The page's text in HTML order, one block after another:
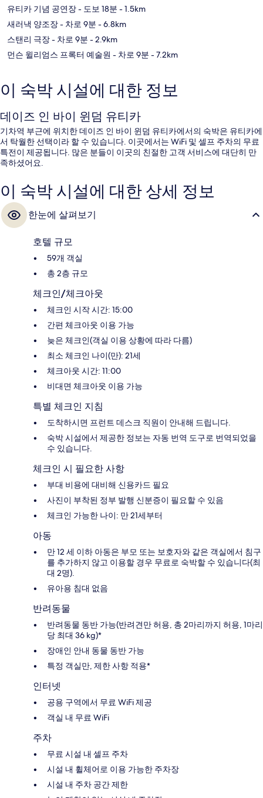
유티카 기념 공연장- 도보 18분 - 1.5km
새러낵 양조장- 차로 9분 - 6.8km
스탠리 극장- 차로 9분 - 2.9km
먼슨 윌리엄스 프록터 예술원 - 차로 9분 - 7.2km
이 숙박 시설에 대한 정보
데이즈 인 바이 윈덤 유티카
기차역 부근에 위치한 데이즈 인 바이 윈덤 유티카에서의 숙박은 유티카에
서 탁월한 선택이라 할 수 있습니다. 이곳에서는 WiFi 및 셀프 주차의 무료
특전이 제공됩니다. 많은 분들이 이곳의 친절한 고객 서비스에 대단히 만
족하셨어요.
이 숙박 시설에 대한 상세 정보
한눈에 살펴보기
호텔 규모
59개 객실
총 2층 규모
체크인/체크아웃
체크인 시작 시간: 15:00
간편 체크아웃 이용 가능
늦은 체크인(객실 이용 상황에 따라 다름)
최소 체크인 나이(만): 21세
체크아웃 시간: 11:00
비대면 체크아웃 이용 가능
특별 체크인 지침
도착하시면 프런트 데스크 직원이 안내해 드립니다.
숙박 시설에서 제공한 정보는 자동 번역 도구로 번역되었을
수 있습니다.
체크인 시 필요한 사항
부대 비용에 대비해 신용카드 필요
사진이 부착된 정부 발행 신분증이 필요할 수 있음
체크인 가능한 나이: 만 21세부터
아동
만 12 세 이하 아동은 부모 또는 보호자와 같은 객실에서 침구
를 추가하지 않고 이용할 경우 무료로 숙박할 수 있습니다(최
대 2명).
유아용 침대 없음
반려동물
반려동물 동반 가능(반려견만 허용, 총 2마리까지 허용, 1마리
당 최대 36 kg)*
장애인 안내 동물 동반 가능
특정 객실만, 제한 사항 적용*
인터넷
공용 구역에서 무료 WiFi 제공
객실 내 무료 WiFi
주차
무료 시설 내 셀프 주차
시설 내 휠체어로 이용 가능한 주차장
시설 내 주차 공간 제한